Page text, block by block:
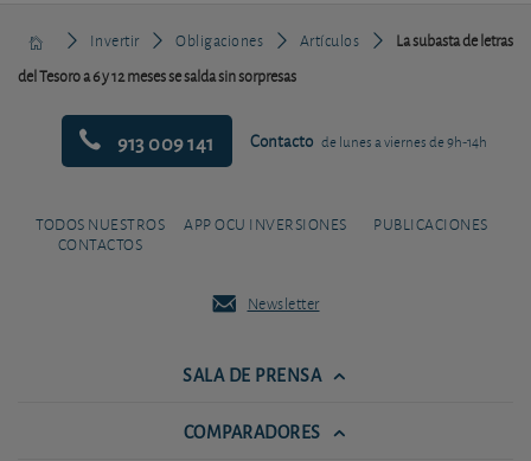
Invertir Obligaciones Artículos
La subasta de letras
del Tesoro a 6 y 12 meses se salda sin sorpresas
913 009 141 Contacto de lunes a viernes de 9h-14h
TODOS NUESTROS
CONTACTOS
APP OCU INVERSIONES PUBLICACIONES
Newsletter
SALA DE PRENSA
COMPARADORES